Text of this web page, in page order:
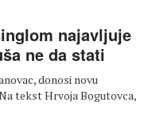
najavljuje
ne da stati
donosi novu
tekst Hrvoja Bogutovca,